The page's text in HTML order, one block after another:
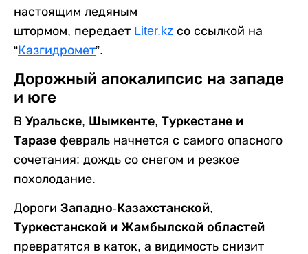
настоящим ледяным
штормом, передает Liter.kz со ссылкой на
“Казгидромет”.
Дорожный апокалипсис на западе
и юге
В Уральске, Шымкенте, Туркестане и
Таразе февраль начнется с самого опасного
сочетания: дождь со снегом и резкое
похолодание.
Дороги Западно-Казахстанской,
Туркестанской и Жамбылской областей
превратятся в каток, а видимость снизит